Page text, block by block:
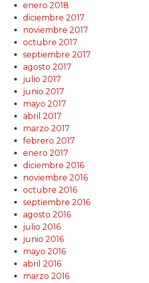
enero 2018
diciembre 2017
noviembre 2017
octubre 2017
septiembre 2017
agosto 2017
julio 2017
junio 2017
mayo 2017
abril 2017
marzo 2017
febrero 2017
enero 2017
diciembre 2016
noviembre 2016
octubre 2016
septiembre 2016
agosto 2016
julio 2016
junio 2016
mayo 2016
abril 2016
marzo 2016